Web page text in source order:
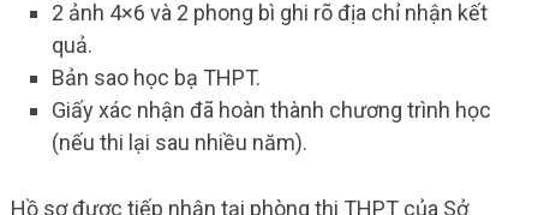
2 ảnh 4×6 và 2 phong bì ghi rõ địa chỉ nhận kết
quả.
Bản sao học bạ THPT.
Giấy xác nhận đã hoàn thành chương trình học
(nếu thi lại sau nhiều năm).
Hồ sơ được tiếp nhận tại phòng thi THPT của Sở